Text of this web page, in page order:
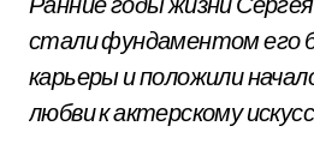
стали фундаментом его
карьеры и положили
любви к актерскому